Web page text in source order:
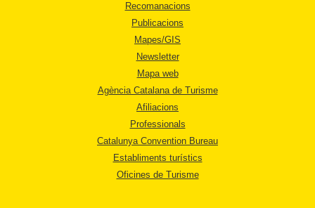
Recomanacions
Publicacions
Mapes/GIS
Newsletter
Mapa web
Agència Catalana de Turisme
Afiliacions
Professionals
Catalunya Convention Bureau
Establiments turístics
Oficines de Turisme